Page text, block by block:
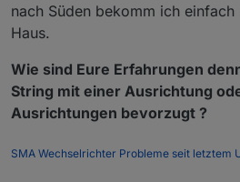
nach Süden bekomm ich
Haus.
Wie sind Eure Erfahrungen
String mit einer Ausrichtung
Ausrichtungen bevorzugt ?
SMA Wechselrichter Probleme seit letztem